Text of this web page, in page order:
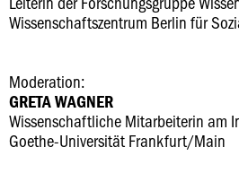
Wissenschaftszentrum Berlin für
Moderation:
GRETA WAGNER
Wissenschaftliche Mitarbeiterin am
Goethe-Universität Frankfurt/Main